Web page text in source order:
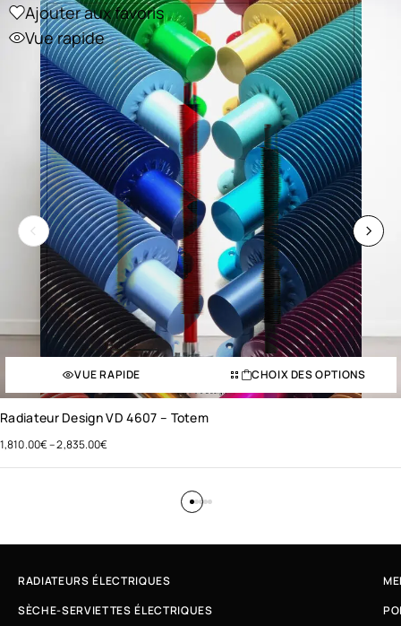
Ajouter aux favoris
Vue rapide
VUE RAPIDE CHOIX DES OPTIONS
Radiateur Design VD 4607 – Totem
1,810.00€–2,835.00€
RADIATEURS ÉLECTRIQUES
SÈCHE-SERVIETTES ÉLECTRIQUES